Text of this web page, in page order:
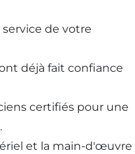
de votre
déjà fait confiance
certifiés pour une
et la main-d'œuvre